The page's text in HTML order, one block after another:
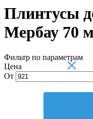
Плинтусы
Мербау 70
Фильтр по параметрам
×
Цена
От